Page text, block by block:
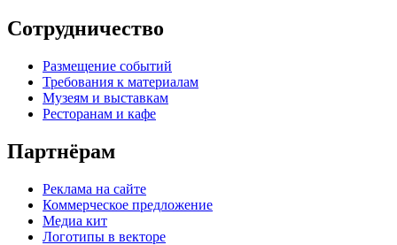
Сотрудничество
Размещение событий
Требования к материалам
Музеям и выставкам
Ресторанам и кафе
Партнёрам
Реклама на сайте
Коммерческое предложение
Медиа кит
Логотипы в векторе